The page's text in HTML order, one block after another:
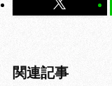
関連記事